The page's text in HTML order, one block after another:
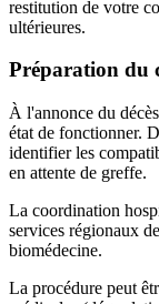
restitution de votre
ultérieures.
Préparation du
À l'annonce du
état de fonctionner.
identifier les
en attente de greffe.
La coordination
services régionaux
biomédecine.
La procédure peut